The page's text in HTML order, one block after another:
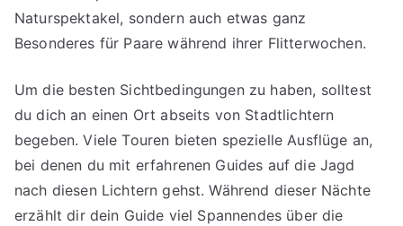
Naturspektakel, sondern auch etwas ganz
Besonderes für Paare während ihrer Flitterwochen.
Um die besten Sichtbedingungen zu haben, solltest
du dich an einen Ort abseits von Stadtlichtern
begeben. Viele Touren bieten spezielle Ausflüge an,
bei denen du mit erfahrenen Guides auf die Jagd
nach diesen Lichtern gehst. Während dieser Nächte
erzählt dir dein Guide viel Spannendes über die